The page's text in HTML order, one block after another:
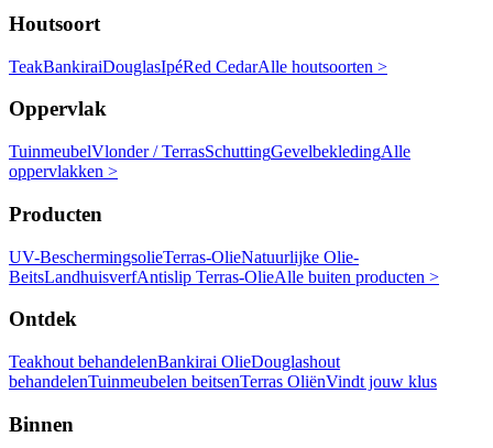
Houtsoort
TeakBankiraiDouglasIpéRed CedarAlle houtsoorten >
Oppervlak
TuinmeubelVlonder / TerrasSchuttingGevelbekledingAlle
oppervlakken >
Producten
UV-BeschermingsolieTerras-OlieNatuurlijke Olie-
BeitsLandhuisverfAntislip Terras-OlieAlle buiten producten >
Ontdek
Teakhout behandelenBankirai OlieDouglashout
behandelenTuinmeubelen beitsenTerras OliënVindt jouw klus
Binnen